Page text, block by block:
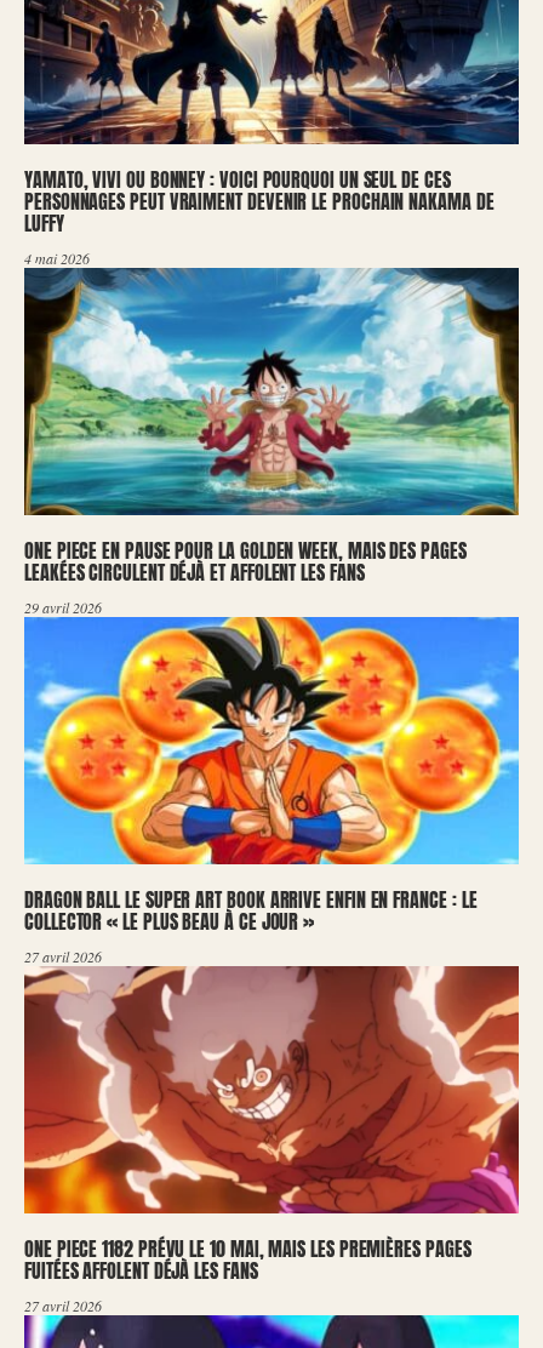
YAMATO, VIVI OU BONNEY : VOICI POURQUOI UN SEUL DE CES
PERSONNAGES PEUT VRAIMENT DEVENIR LE PROCHAIN NAKAMA DE
LUFFY
4 mai 2026
ONE PIECE EN PAUSE POUR LA GOLDEN WEEK, MAIS DES PAGES
LEAKÉES CIRCULENT DÉJÀ ET AFFOLENT LES FANS
29 avril 2026
DRAGON BALL LE SUPER ART BOOK ARRIVE ENFIN EN FRANCE : LE
COLLECTOR « LE PLUS BEAU À CE JOUR »
27 avril 2026
ONE PIECE 1182 PRÉVU LE 10 MAI, MAIS LES PREMIÈRES PAGES
FUITÉES AFFOLENT DÉJÀ LES FANS
27 avril 2026